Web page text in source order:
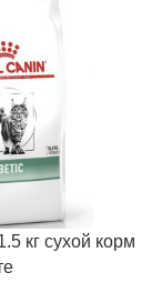
кг сухой корм